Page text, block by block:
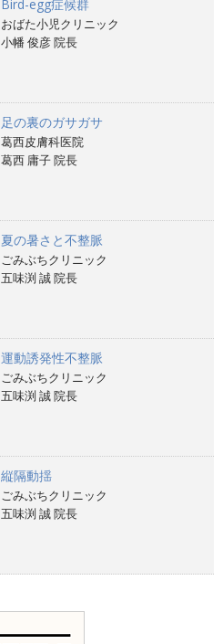
Bird-egg症候群
おばた小児クリニック
小幡 俊彦 院長
足の裏のガサガサ
葛西皮膚科医院
葛西 庸子 院長
夏の暑さと不整脈
ごみぶちクリニック
五味渕 誠 院長
運動誘発性不整脈
ごみぶちクリニック
五味渕 誠 院長
縦隔動揺
ごみぶちクリニック
五味渕 誠 院長